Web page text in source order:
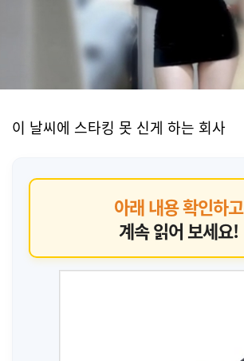
이 날씨에 스타킹 못 신게 하는 회사
아래 내용 확인하고
계속 읽어 보세요!